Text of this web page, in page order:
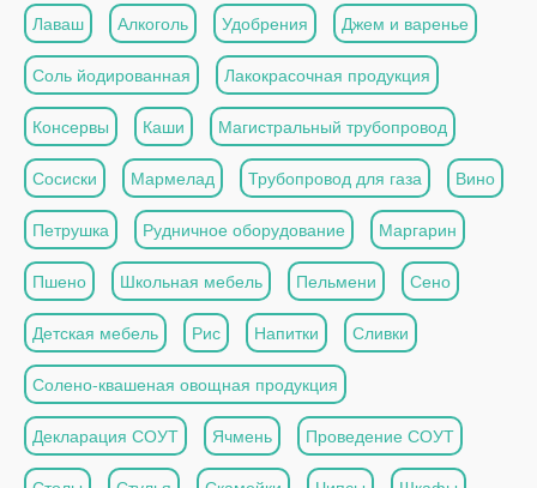
Лаваш Алкоголь Удобрения Джем и варенье
Соль йодированная Лакокрасочная продукция
Консервы Каши Магистральный трубопровод
Сосиски Мармелад Трубопровод для газа Вино
Петрушка Рудничное оборудование Маргарин
Пшено Школьная мебель Пельмени Сено
Детская мебель Рис Напитки Сливки
Солено-квашеная овощная продукция
Декларация СОУТ Ячмень Проведение СОУТ